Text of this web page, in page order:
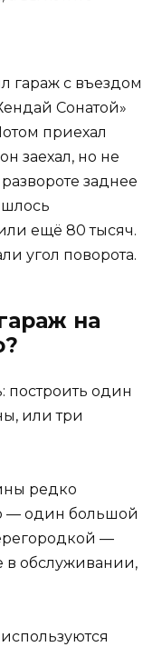
гараж с въездом
Сонатой»
приехал
заехал, но не
заднее
ещё 80 тысяч.
угол поворота.
на
построить один
или три
редко
— один большой
—
обслуживании,